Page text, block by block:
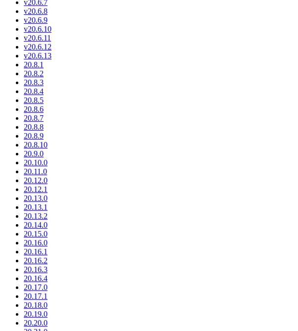
v20.6.7
v20.6.8
v20.6.9
v20.6.10
v20.6.11
v20.6.12
v20.6.13
20.8.1
20.8.2
20.8.3
20.8.4
20.8.5
20.8.6
20.8.7
20.8.8
20.8.9
20.8.10
20.9.0
20.10.0
20.11.0
20.12.0
20.12.1
20.13.0
20.13.1
20.13.2
20.14.0
20.15.0
20.16.0
20.16.1
20.16.2
20.16.3
20.16.4
20.17.0
20.17.1
20.18.0
20.19.0
20.20.0